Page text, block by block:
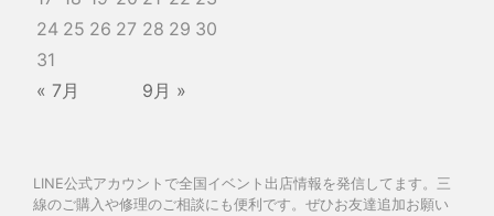
24 25 26 27 28 29 30
31
« 7月
9月 »
LINE公式アカウントで全国イベント出店情報を発信してます。三
線のご購入や修理のご相談にも便利です。ぜひお友達追加お願い